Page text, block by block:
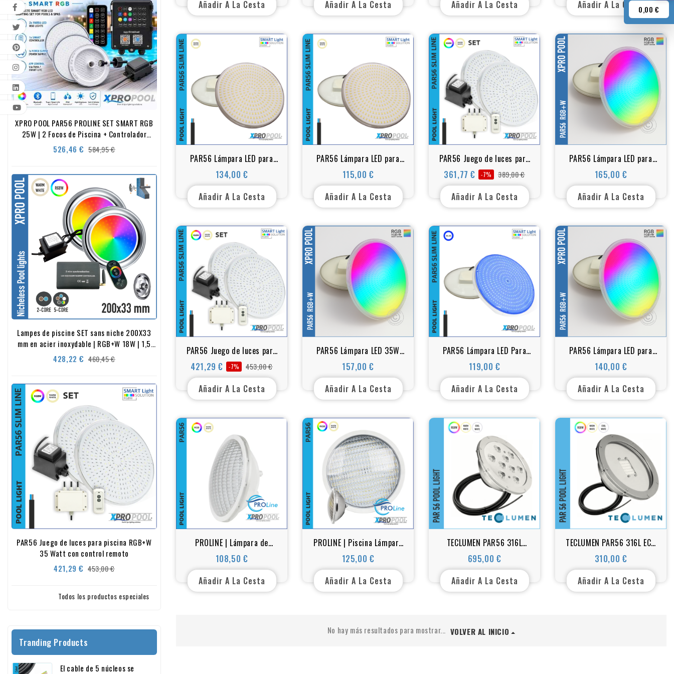
0,00 €
XPRO POOL PAR56 PROLINE SET SMART RGB
25W | 2 Focos de Piscina + Controlador
Smart + Fuente de Alimentación
526,46 € Precio
584,95 €Precio
Lampes de piscine SET sans niche 200X33
mm en acier inoxydable | RGB+W 18W | 1,5
pouces
428,22 € Precio
460,45 €Precio
PAR56 Juego de luces para piscina RGB+W
35 Watt con control remoto
421,29 € Precio
453,00 €Precio
Todos los productos especiales
Tranding Products
El cable de 5 núcleos se
Añadir A La Cesta Añadir A La Cesta Añadir A La Cesta Añadir A La Cesta
PAR56 Lámpara LED para
piscinas - Blanco - LED -35
vatios
134,00 €
Precio
Añadir A La Cesta
PAR56 Lámpara LED para
piscinas - Blanco - 324 LED
-25 vatios
115,00 €
Precio
Añadir A La Cesta
PAR56 Juego de luces para
piscina RGB+W 25 Watt con
control remoto
361,77 €
Precio
-7% 389,00 €
Precio
Añadir A La Cesta
PAR56 Lámpara LED para
piscinas - RGB+W (blanco) -
530 LED -45 vatios
165,00 €
Precio
Añadir A La Cesta
PAR56 Juego de luces para
piscina RGB+W 35 Watt con
control remoto
421,29 €
Precio
-7% 453,00 €
Precio
Añadir A La Cesta
PAR56 Lámpara LED 35W
para piscinas - RGB+W
(blanco) - 441 LED
157,00 €
Precio
Añadir A La Cesta
PAR56 Lámpara LED Para
Piscinas - Azul - 25 - 35
Vatios
119,00 €
Precio
Añadir A La Cesta
PAR56 Lámpara LED para
piscinas - RGB+BLANCO -
324 LED -25 vatios
140,00 €
Precio
Añadir A La Cesta
PROLINE | Lámpara de
piscina LED IP68 12V PAR56
blanco cálido 25W
108,50 €
Precio
Añadir A La Cesta
PROLINE | Piscina Lámpara
de repuesto PAR56 blanco
cálido 18w - 25w - 35w LED
acero inoxidable
125,00 €
Precio
Añadir A La Cesta
TECLUMEN PAR56 316L
POWER monocolor y RGB+W
695,00 €
Precio
Añadir A La Cesta
TECLUMEN PAR56 316L ECO
monocolor y RGB+W
310,00 €
Precio
Añadir A La Cesta
No hay más resultados para mostrar... VOLVER AL INICIO